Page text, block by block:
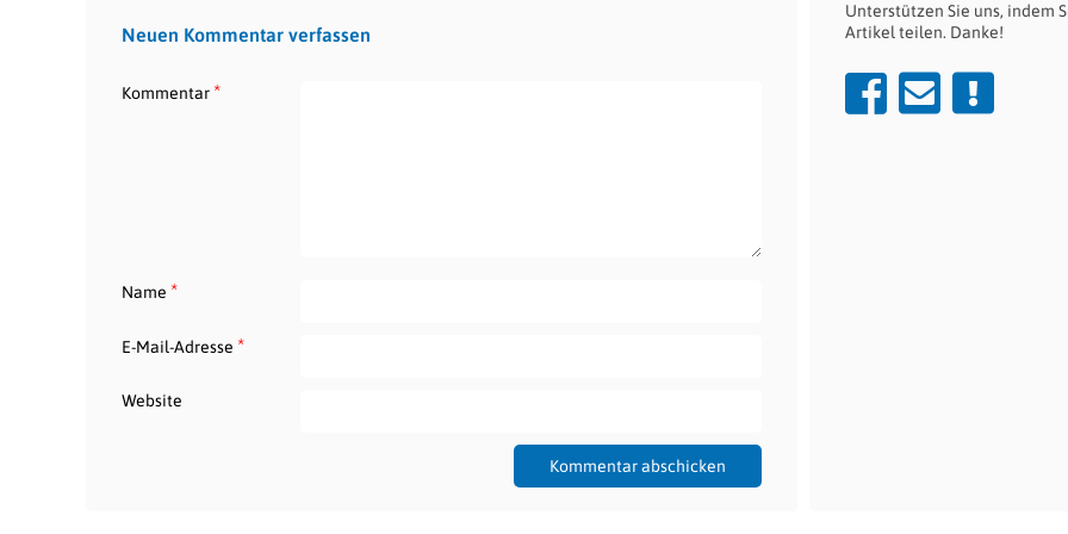
Neuen Kommentar verfassen
Kommentar*
Name *
E-Mail-Adresse *
Website
Unterstützen Sie uns, indem
Artikel teilen. Danke!